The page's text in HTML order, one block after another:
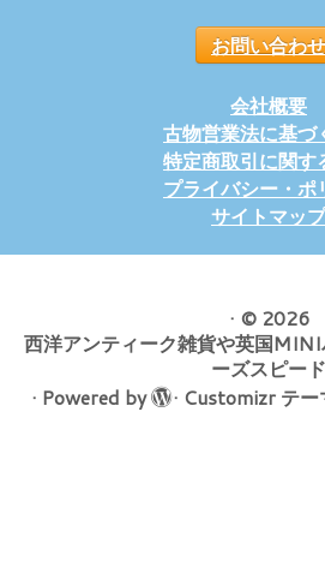
お問い合わせ
会社概要
古物営業法に基づ
特定商取引に関す
プライバシー・ポ
サイトマップ
· © 2026
西洋アンティーク雑貨や英国
ーズスピード
· Powered by · Customizr テー